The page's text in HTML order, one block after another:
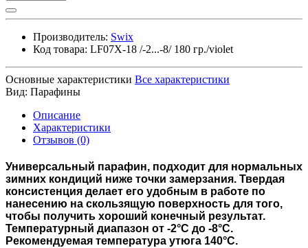
Производитель: Swix
Код товара: LF07X-18 /-2...-8/ 180 гр./violet
Основные характеристики Все характеристики
Вид: Парафины
Описание
Характеристики
Отзывов (0)
Универсальный парафин, подходит для нормальных
зимних кондиций ниже точки замерзания. Твердая
консистенция делает его удобным в работе по
нанесению на скользящую поверхность для того,
чтобы получить хороший конечный результат.
Температурный диапазон от -2°C до -8°С.
Рекомендуемая температура утюга 140°С.